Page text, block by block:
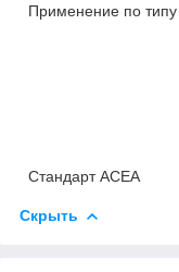
Применение по типу
Стандарт ACEA
Скрыть